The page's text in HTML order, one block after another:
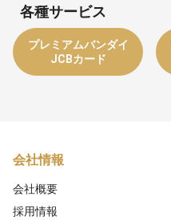
各種サービス
プレミアムバンダイ
JCBカード
会社情報
会社概要
採用情報